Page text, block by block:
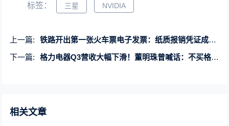
标签： 三星 NVIDIA
上一篇:
铁路开出第一张火车票电子发票：纸质报销凭证成历史
下一篇:
格力电器Q3营收大幅下滑！董明珠曾喊话：不买格力空调就是傻瓜
相关文章